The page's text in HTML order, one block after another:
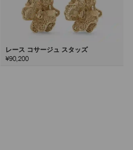
レース コサージュ スタッズ
¥90,200